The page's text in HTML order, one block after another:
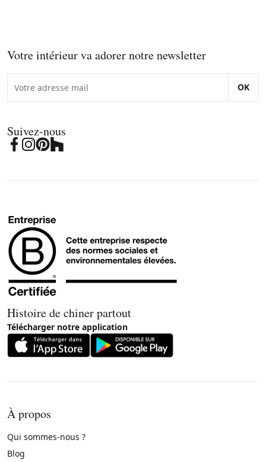
Votre intérieur va adorer notre newsletter
OK
Suivez-nous
Histoire de chiner partout
Télécharger notre application
À propos
Qui sommes-nous ?
Blog